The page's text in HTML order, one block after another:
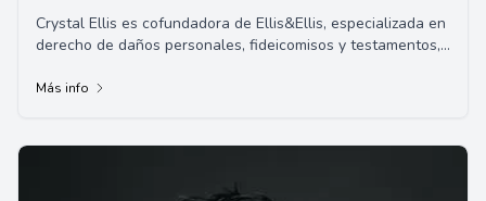
Crystal Ellis es cofundadora de Ellis&Ellis, especializada en
derecho de daños personales, fideicomisos y testamentos,
Más info